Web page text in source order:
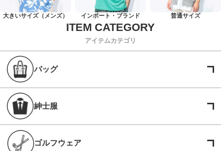
大きいサイズ（メンズ） インポート・ブランド 普通サイズ
アイテムカテゴリ
バッグ
紳士服
ゴルフウェア